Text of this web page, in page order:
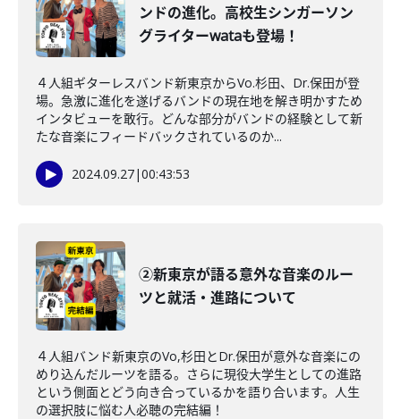
ンドの進化。高校生シンガーソン
グライターwataも登場！
４人組ギターレスバンド新東京からVo.杉田、Dr.保田が登
場。急激に進化を遂げるバンドの現在地を解き明かすため
インタビューを敢行。どんな部分がバンドの経験として新
たな音楽にフィードバックされているのか...
2024.09.27|00:43:53
②新東京が語る意外な音楽のルー
ツと就活・進路について
４人組バンド新東京のVo,杉田とDr.保田が意外な音楽にの
めり込んだルーツを語る。さらに現役大学生としての進路
という側面とどう向き合っているかを語り合います。人生
の選択肢に悩む人必聴の完結編！